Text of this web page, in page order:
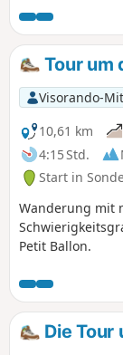
von der aus man
überblicken
Ausläufern der
dort
Moderation: Die
um auf den
Sie die Wege
erlaubt ist.
Tour um
Visorando-
10,61 km
4:15 Std.
Start in
Wanderung mit
Petit Ballon.
Die Tour